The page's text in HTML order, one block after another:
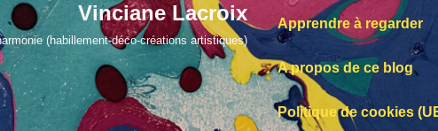
Vinciane Lacroix
(habillement-déco-créations artistiques)
Apprendre à regarder
A propos de ce blog
Politique de cookies